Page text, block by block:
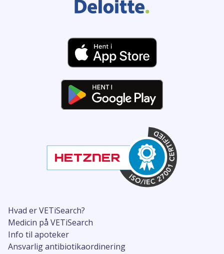
Hvad er VETiSearch?
Medicin på VETiSearch
Info til apoteker
Ansvarlig antibiotikaordinering